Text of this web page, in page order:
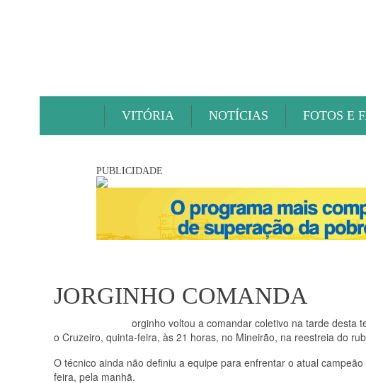
VITÓRIA NOTÍCIAS FOTOS E
PUBLICIDADE
JORGINHO COMANDA
orginho voltou a comandar coletivo na tarde desta
o Cruzeiro, quinta-feira, às 21 horas, no Mineirão, na reestreia do
O técnico ainda não definiu a equipe para enfrentar o atual
feira, pela manhã.